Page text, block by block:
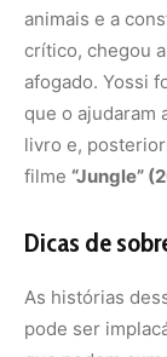
animais e a
crítico, chegou
afogado. Yossi
que o ajudaram
livro e,
filme “Jungle”
Dicas de
As histórias
pode ser